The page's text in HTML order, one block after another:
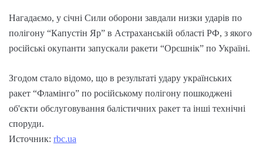
Нагадаємо, у січні Сили оборони завдали низки ударів по
полігону “Капустін Яр” в Астраханській області РФ, з якого
російські окупанти запускали ракети “Орєшнік” по Україні.
Згодом стало відомо, що в результаті удару українських
ракет “Фламінго” по російському полігону пошкоджені
об'єкти обслуговування балістичних ракет та інші технічні
споруди.
Источник: rbc.ua